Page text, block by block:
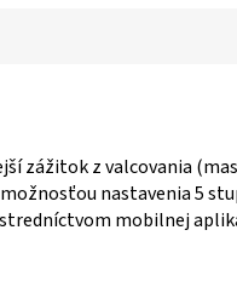
zážitok z valcovania
nastavenia 5
mobilnej